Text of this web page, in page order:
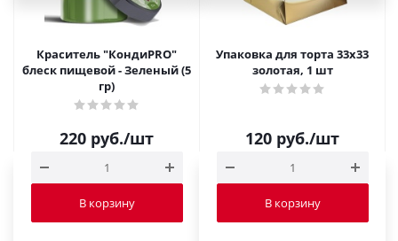
Краситель "КондиPRO"
блеск пищевой - Зеленый (5
гр)
220 руб./шт
В корзину
Упаковка для торта 33х33
золотая, 1 шт
120 руб./шт
В корзину